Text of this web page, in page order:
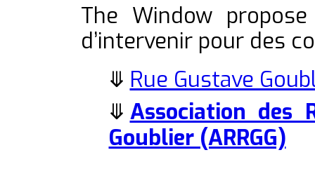
The Window
d’intervenir pour des
⤋ Rue Gustave
⤋ Association des
Goublier (ARRGG)